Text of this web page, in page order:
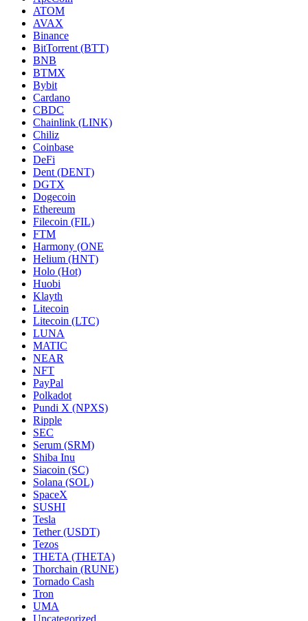
ATOM
AVAX
Binance
BitTorrent (BTT)
BNB
BTMX
Bybit
Cardano
CBDC
Chainlink (LINK)
Chiliz
Coinbase
DeFi
Dent (DENT)
DGTX
Dogecoin
Ethereum
Filecoin (FIL)
FTM
Harmony (ONE
Helium (HNT)
Holo (Hot)
Huobi
Klayth
Litecoin
Litecoin (LTC)
LUNA
MATIC
NEAR
NFT
PayPal
Polkadot
Pundi X (NPXS)
Ripple
SEC
Serum (SRM)
Shiba Inu
Siacoin (SC)
Solana (SOL)
SpaceX
SUSHI
Tesla
Tether (USDT)
Tezos
THETA (THETA)
Thorchain (RUNE)
Tornado Cash
Tron
UMA
Uncategorized